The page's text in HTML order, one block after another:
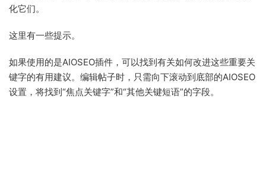
化它们。
这里有一些提示。
如果使用的是AIOSEO插件，可以找到有关如何改进这些重要关
键字的有用建议。编辑帖子时，只需向下滚动到底部的AIOSEO
设置，将找到“焦点关键字”和“其他关键短语”的字段。